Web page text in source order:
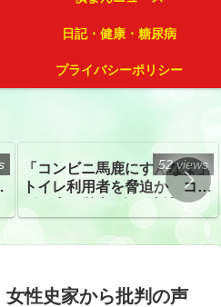
日記・健康・糖尿病
プライバシーポリシー
「コンビニ馬鹿にすんなよ」
トイレ利用者を脅迫か コン
52 views
女性史家から批判の声